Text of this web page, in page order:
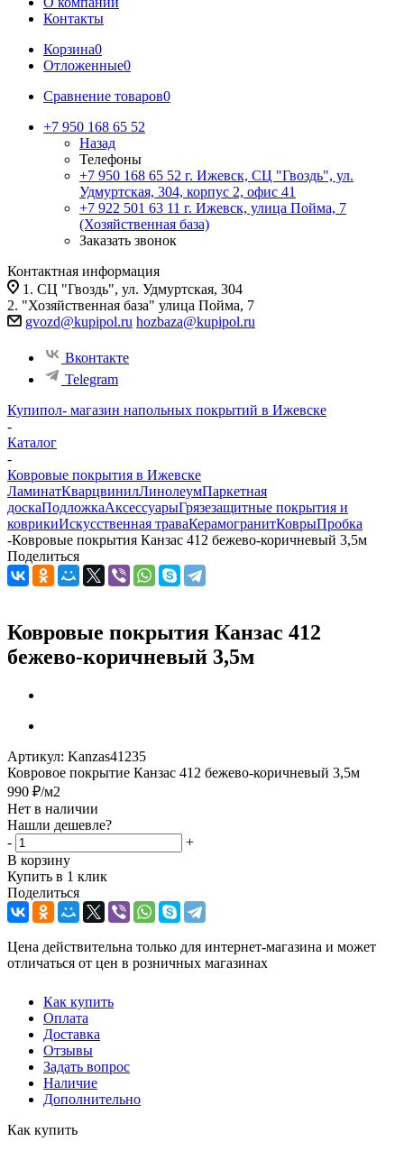
Контакты
Корзина0
Отложенные0
Сравнение товаров0
+7 950 168 65 52
Назад
Телефоны
+7 950 168 65 52 г. Ижевск, СЦ "Гвоздь", ул.
Удмуртская, 304, корпус 2, офис 41
+7 922 501 63 11 г. Ижевск, улица Пойма, 7
(Хозяйственная база)
Заказать звонок
Контактная информация
1. СЦ "Гвоздь", ул. Удмуртская, 304
2. "Хозяйственная база" улица Пойма, 7
gvozd@kupipol.ru hozbaza@kupipol.ru
Вконтакте
Telegram
Купипол- магазин напольных покрытий в Ижевске
-
Каталог
-
Ковровые покрытия в Ижевске
ЛаминатКварцвинилЛинолеумПаркетная
доскаПодложкаАксессуарыГрязезащитные покрытия и
коврикиИскусственная траваКерамогранитКоврыПробка
-Ковровые покрытия Канзас 412 бежево-коричневый 3,5м
Поделиться
Ковровые покрытия Канзас 412
бежево-коричневый 3,5м
Артикул: Kanzas41235
Ковровое покрытие Канзас 412 бежево-коричневый 3,5м
990 ₽/м2
Нет в наличии
Нашли дешевле?
-
+
В корзину
Купить в 1 клик
Поделиться
Цена действительна только для интернет-магазина и может
отличаться от цен в розничных магазинах
Как купить
Оплата
Доставка
Отзывы
Задать вопрос
Наличие
Дополнительно
Как купить